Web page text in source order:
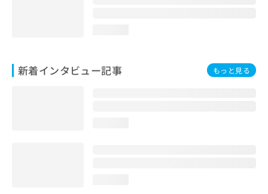
新着インタビュー記事 もっと見る